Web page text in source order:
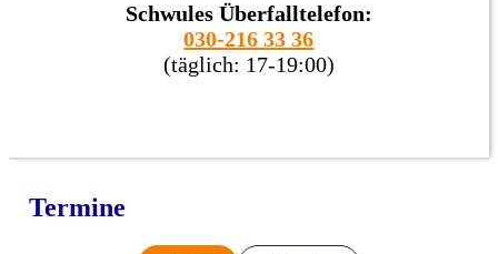
Schwules Überfalltelefon:
030-216 33 36
(täglich: 17-19:00)
Termine